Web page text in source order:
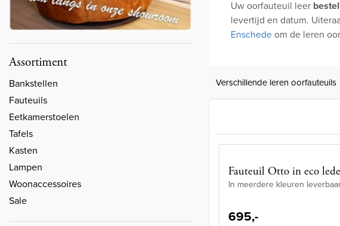
Assortiment
Bankstellen
Fauteuils
Eetkamerstoelen
Tafels
Kasten
Lampen
Woonaccessoires
Sale
Uw oorfauteuil leer
levertijd en datum.
Enschedeom de leren
Verschillende leren oorfauteuils
Fauteuil Otto in eco
In meerdere kleuren
695,-